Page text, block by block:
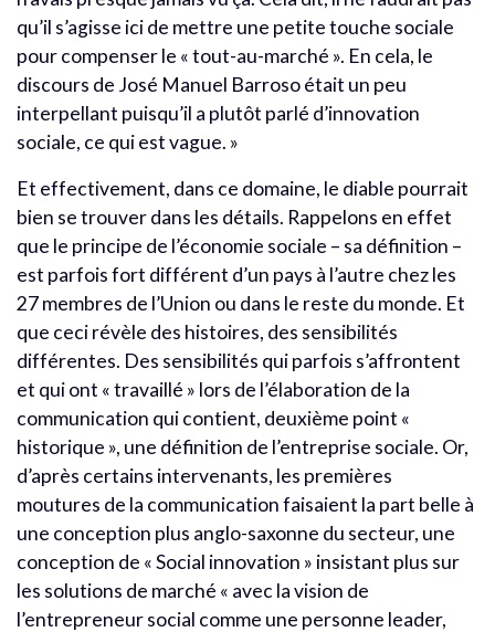
qu’il s’agisse ici de mettre une petite touche sociale
pour compenser le « tout-au-marché ». En cela, le
discours de José Manuel Barroso était un peu
interpellant puisqu’il a plutôt parlé d’innovation
sociale, ce qui est vague. »
Et effectivement, dans ce domaine, le diable pourrait
bien se trouver dans les détails. Rappelons en effet
que le principe de l’économie sociale – sa définition –
est parfois fort différent d’un pays à l’autre chez les
27 membres de l’Union ou dans le reste du monde. Et
que ceci révèle des histoires, des sensibilités
différentes. Des sensibilités qui parfois s’affrontent
et qui ont « travaillé » lors de l’élaboration de la
communication qui contient, deuxième point «
historique », une définition de l’entreprise sociale. Or,
d’après certains intervenants, les premières
moutures de la communication faisaient la part belle à
une conception plus anglo-saxonne du secteur, une
conception de « Social innovation » insistant plus sur
les solutions de marché « avec la vision de
l’entrepreneur social comme une personne leader,